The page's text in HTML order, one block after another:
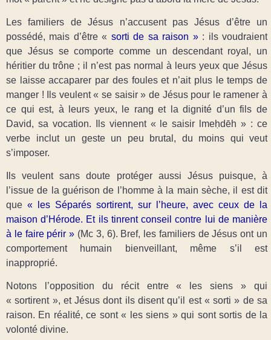
Les familiers de Jésus n’accusent pas Jésus d’être un
possédé, mais d’être « sorti de sa raison »: ils voudraient
que Jésus se comporte comme un descendant royal, un
héritier du trône ; il n’est pas normal à leurs yeux que Jésus
se laisse accaparer par des foules et n’ait plus le temps de
manger ! Ils veulent « se saisir » de Jésus pour le ramener à
ce qui est, à leurs yeux, le rang et la dignité d’un fils de
David, sa vocation. Ils viennent « le saisir lmeḥdēh » : ce
verbe inclut un geste un peu brutal, du moins qui veut
s’imposer.
Ils veulent sans doute protéger aussi Jésus puisque, à
l’issue de la guérison de l’homme à la main sèche, il est dit
que « les Séparés sortirent, sur l’heure, avec ceux de la
maison d’Hérode. Et ils tinrent conseil contre lui de manière
à le faire périr » (Mc 3, 6). Bref, les familiers de Jésus ont un
comportement humain bienveillant, même s’il est
inapproprié.
Notons l’opposition du récit entre « les siens » qui
« sortirent », et Jésus dont ils disent qu’il est « sorti » de sa
raison. En réalité, ce sont « les siens » qui sont sortis de la
volonté divine.